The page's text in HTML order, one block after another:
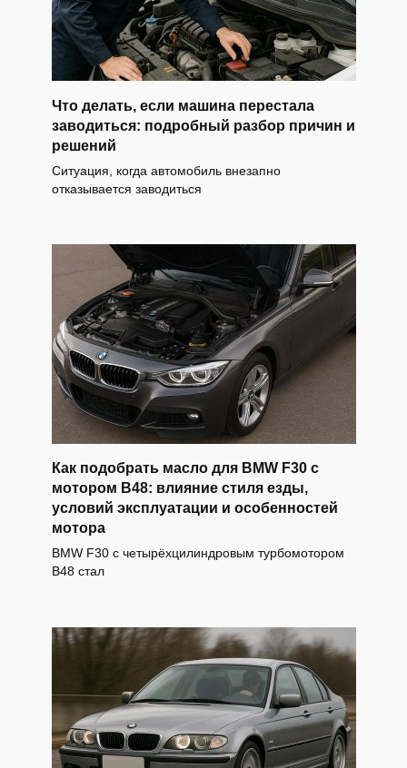
Что делать, если машина перестала
заводиться: подробный разбор причин и
решений
Ситуация, когда автомобиль внезапно
отказывается заводиться
Как подобрать масло для BMW F30 с
мотором B48: влияние стиля езды,
условий эксплуатации и особенностей
мотора
BMW F30 с четырёхцилиндровым турбомотором
B48 стал